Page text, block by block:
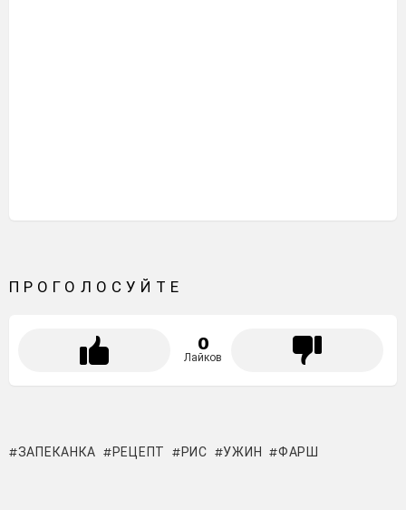
ПРОГОЛОСУЙТЕ
0
Лайков
ЗАПЕКАНКА РЕЦЕПТ РИС УЖИН ФАРШ